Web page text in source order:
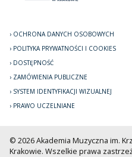
OCHRONA DANYCH OSOBOWYCH
POLITYKA PRYWATNOŚCI I COOKIES
DOSTĘPNOŚĆ
ZAMÓWIENIA PUBLICZNE
SYSTEM IDENTYFIKACJI WIZUALNEJ
PRAWO UCZELNIANE
© 2026 Akademia Muzyczna im.
Krakowie. Wszelkie prawa